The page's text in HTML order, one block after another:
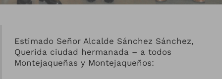
Estimado Señor Alcalde Sánchez Sánchez,
Querida ciudad hermanada – a todos
Montejaqueñas y Montejaqueños: